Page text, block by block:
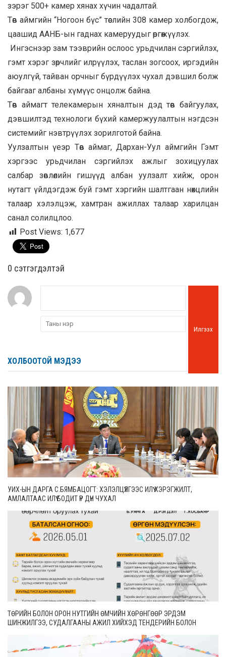
зэрэг 500+ камер хянах хүчин чадалтай.
Төв аймгийн “Ногоон бүс” төслийн 308 камер холбогдож,
цаашид ААНБ-ын гаднах камеруудыг өргөжүүлэх.
Ингэснээр зам тээврийн ослоос урьдчилан сэргийлэх,
гэмт хэрэг зөрчлийг илрүүлэх, таслан зогсоох, иргэдийн
аюулгүй, тайван орчныг бүрдүүлэх чухал дэвшил болж
байгааг албаны хүмүүс онцолж байна.
Төв аймагт телекамерын хяналтын дэд төв байгуулах,
дэвшилтэд технологи бүхий камержуулалтын нэгдсэн
системийг нэвтрүүлэх зорилготой байна.
Уулзалтын үеэр Төв аймаг, Дархан-Уул аймгийн Гэмт
хэргээс урьдчилан сэргийлэх ажлыг зохицуулах
салбар зөвлөлийн гишүүд албан уулзалт хийж, орон
нутагт үйлдэгдэж буй гэмт хэргийн шалтгаан нөхцлийн
талаар хэлэлцэж, хамтран ажиллах талаар харилцан
санал солилцлоо.
Post Views: 1,677
0 cэтгэгдэлтэй
Илгээх
ХОЛБООТОЙ МЭДЭЭ
УИХ-ЫН ДАРГА С.БЯМБАЦОГТ: ХЭЛЭЛЦҮҮЛГЭЭС ИЛҮҮ ХЭРЭГЖИЛТ,
АМЛАЛТААС ИЛҮҮ БОДИТ ҮР ДҮН ЧУХАЛ
ТӨРИЙН БОЛОН ОРОН НУТГИЙН ӨМЧИЙН ХӨРӨНГӨӨР ЭРДЭМ
ШИНЖИЛГЭЭ, СУДАЛГААНЫ АЖИЛ ХИЙХЭД ТЕНДЕРИЙН БОЛОН